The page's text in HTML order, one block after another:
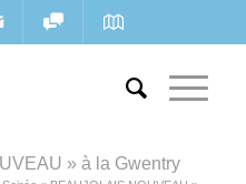
» à la Gwentry